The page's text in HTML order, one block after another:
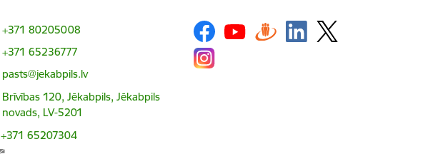
+371 80205008
+371 65236777
E-pasts:
pasts@jekabpils.lv
Brīvības 120, Jēkabpils, Jēkabpils
novads, LV-5201
+371 65207304